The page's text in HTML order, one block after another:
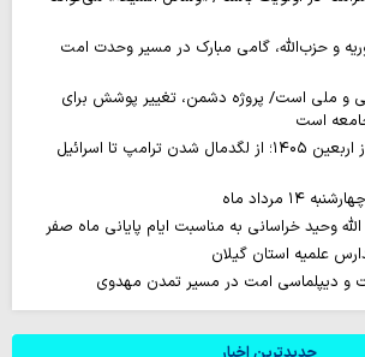
و حزب‌الله، گامی مبارک در مسیر وحدت امت
و ملی است/ پروژه دشمن، تغییر پوشش برای
است
روایت‌ کاربران «ایکس» از اربعین ۱۴۰۵؛ از لگدمال شدن ترامپ تا اسرائیل
مرداد ماه
وحید خراسانی به مناسبت ایام پایانی ماه صفر
علمیه استان گیلان
و دیپلماسی امت در مسیر تمدن مهدوی